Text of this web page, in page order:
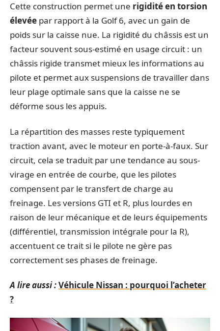
Cette construction permet une rigidité en torsion
élevée par rapport à la Golf 6, avec un gain de
poids sur la caisse nue. La rigidité du châssis est un
facteur souvent sous-estimé en usage circuit : un
châssis rigide transmet mieux les informations au
pilote et permet aux suspensions de travailler dans
leur plage optimale sans que la caisse ne se
déforme sous les appuis.
La répartition des masses reste typiquement
traction avant, avec le moteur en porte-à-faux. Sur
circuit, cela se traduit par une tendance au sous-
virage en entrée de courbe, que les pilotes
compensent par le transfert de charge au
freinage. Les versions GTI et R, plus lourdes en
raison de leur mécanique et de leurs équipements
(différentiel, transmission intégrale pour la R),
accentuent ce trait si le pilote ne gère pas
correctement ses phases de freinage.
A lire aussi :Véhicule Nissan : pourquoi l’acheter
?